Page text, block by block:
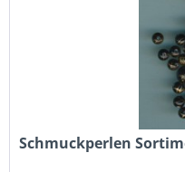
Schmuckperlen